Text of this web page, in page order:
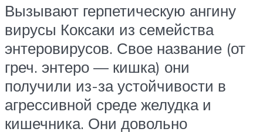
Вызывают герпетическую ангину
вирусы Коксаки из семейства
энтеровирусов. Свое название (от
греч. энтеро — кишка) они
получили из-за устойчивости в
агрессивной среде желудка и
кишечника. Они довольно